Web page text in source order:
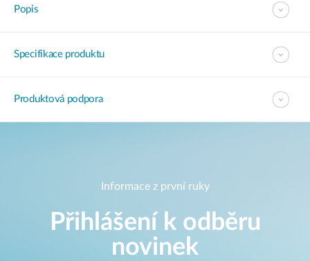
Popis
Specifikace produktu
Produktová podpora
Informace z první ruky
Přihlášení k odběru
novinek